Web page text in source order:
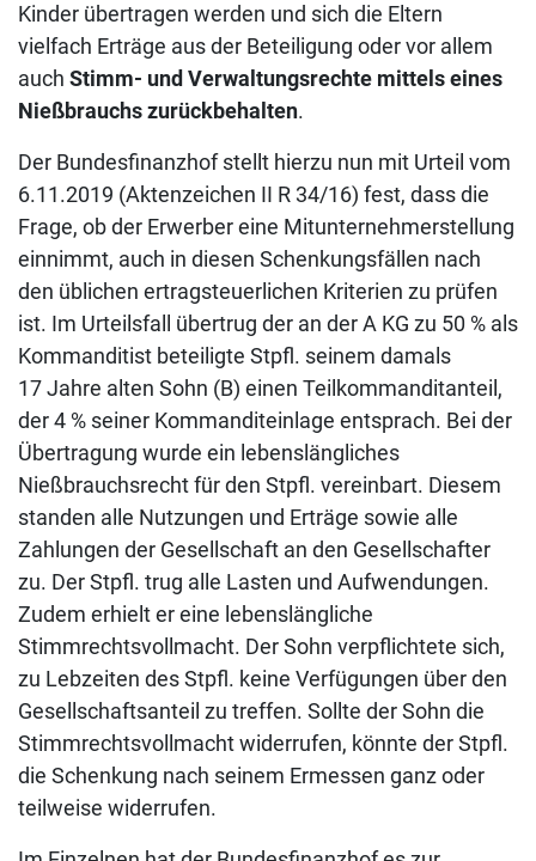
Kinder übertragen werden und sich die Eltern
vielfach Erträge aus der Beteiligung oder vor allem
auch Stimm- und Verwaltungsrechte mittels eines
Nießbrauchs zurückbehalten.
Der Bundesfinanzhof stellt hierzu nun mit Urteil vom
6.11.2019 (Aktenzeichen II R 34/16) fest, dass die
Frage, ob der Erwerber eine Mitunternehmerstellung
einnimmt, auch in diesen Schenkungsfällen nach
den üblichen ertragsteuerlichen Kriterien zu prüfen
ist. Im Urteilsfall übertrug der an der A KG zu 50 % als
Kommanditist beteiligte Stpfl. seinem damals
17 Jahre alten Sohn (B) einen Teilkommanditanteil,
der 4 % seiner Kommanditeinlage entsprach. Bei der
Übertragung wurde ein lebenslängliches
Nießbrauchsrecht für den Stpfl. vereinbart. Diesem
standen alle Nutzungen und Erträge sowie alle
Zahlungen der Gesellschaft an den Gesellschafter
zu. Der Stpfl. trug alle Lasten und Aufwendungen.
Zudem erhielt er eine lebenslängliche
Stimmrechtsvollmacht. Der Sohn verpflichtete sich,
zu Lebzeiten des Stpfl. keine Verfügungen über den
Gesellschaftsanteil zu treffen. Sollte der Sohn die
Stimmrechtsvollmacht widerrufen, könnte der Stpfl.
die Schenkung nach seinem Ermessen ganz oder
teilweise widerrufen.